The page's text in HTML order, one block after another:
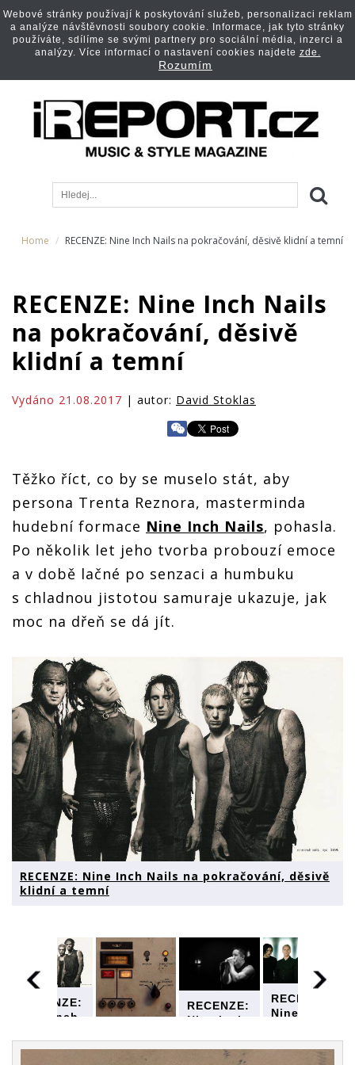
Home RECENZE: Nine Inch Nails na pokračování, děsivě klidní a temní
RECENZE: Nine Inch Nails
na pokračování, děsivě
klidní a temní
Vydáno 21.08.2017 | autor: David Stoklas
Těžko říct, co by se muselo stát, aby
persona Trenta Reznora, masterminda
hudební formace Nine Inch Nails, pohasla.
Po několik let jeho tvorba probouzí emoce
a v době lačné po senzaci a humbuku
s chladnou jistotou samuraje ukazuje, jak
moc na dřeň se dá jít.
RECENZE: Nine Inch Nails na pokračování, děsivě
klidní a temní
RECENZE:
Nine Inch
pokračování, Nine Inch
Nails na
RECENZE:
Nine Inch
pokračování,
RECENZE:
Nine Inch
pokračování,
Webové stránky používají k poskytování služeb, personalizaci reklam
a analýze návštěvnosti soubory cookie. Informace, jak tyto stránky
používáte, sdílíme se svými partnery pro sociální média, inzerci a
analýzy. Více informací o nastavení cookies najdete zde.
Rozumím